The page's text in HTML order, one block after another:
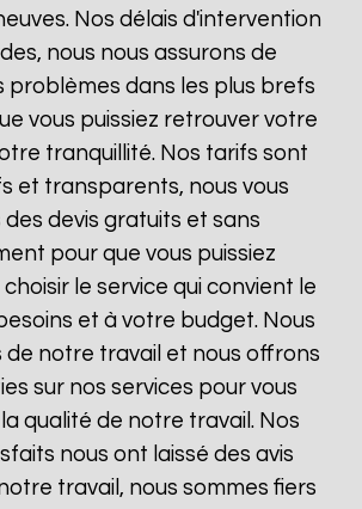
Nos délais d'intervention
nous nous assurons de
problèmes dans les plus brefs
vous puissiez retrouver votre
tranquillité. Nos tarifs sont
et transparents, nous vous
devis gratuits et sans
pour que vous puissiez
le service qui convient le
et à votre budget. Nous
de notre travail et nous offrons
sur nos services pour vous
qualité de notre travail. Nos
nous ont laissé des avis
travail, nous sommes fiers